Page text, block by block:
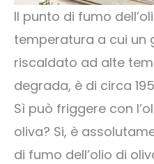
Il punto di fumo
temperatura a cui un
riscaldato ad alte
degrada, è di circa
Sì può friggere con
oliva? Si, è
di fumo dell’olio di